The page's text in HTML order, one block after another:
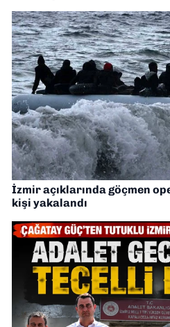
İzmir açıklarında göçmen
kişi yakalandı